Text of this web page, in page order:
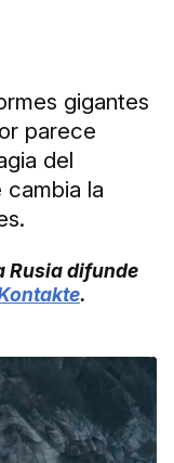
gigantes
parece
del
la
Rusia difunde
.